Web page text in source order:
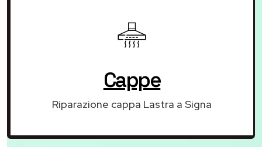
Cappe
Riparazione cappa Lastra a Signa